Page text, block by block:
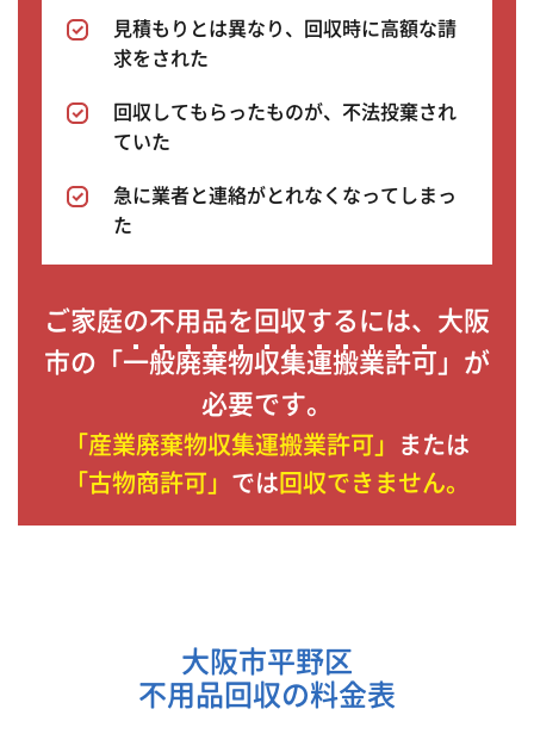
見積もりとは異なり、回収時に高額な請
求をされた
回収してもらったものが、不法投棄され
ていた
急に業者と連絡がとれなくなってしまっ
た
ご家庭の不用品を回収するには、大阪
市の「 一般廃棄物収集運搬業許可 」が
必要です。
「産業廃棄物収集運搬業許可」
または
「古物商許可」 では 回収できません。
大阪市平野区
不用品回収の料金表